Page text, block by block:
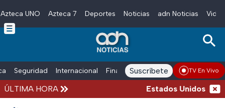
Skip to main content
Azteca UNO Azteca 7 Deportes Noticias adn Noticias
Seguridad Internacional Finanzas adn Noticias Radio
Suscríbete TV En Vivo
ÚLTIMA HORA Estados Unidos